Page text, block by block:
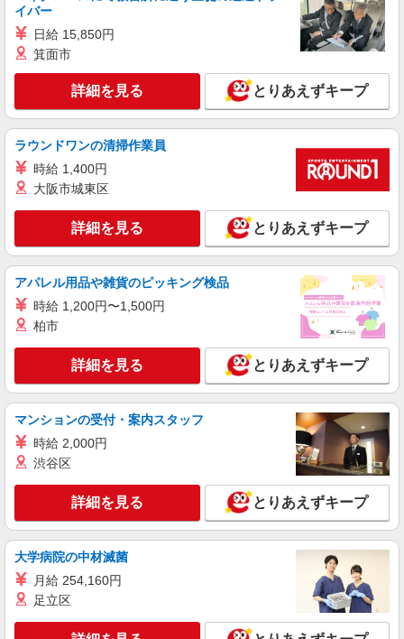
月給274,000円〜549,100円(残業代別) 年収
4,100,000円 〜8,400,000円(賞与・残業代含む)
慮し、経験・能力に応じて決定します。 ※非管理
職としての採用を想定しています。
東京都品川区大崎2-1-1 Think Park Tower 23
階 （変更の範囲）会社の定める事業所（在宅勤務
を行う場所を含む）
キープ 詳細を見る
アルバイト パート
株式会社フルキャスト東京支社/EA0401G-10W
カンタン事務・データ入力スタッフ
時給1600円〜1800円（22:00〜翌5:00の深夜手
当で時給UP） ※給与幅は経験・能力による
東京都品川区
キープ 詳細を見る
株式会社フルキャスト東京支社/EA0401G-10O
カンタン軽作業スタッフ（仕分け・シール貼り
など）
時給1600円〜1800円（22:00〜翌5:00の深夜手
当で時給UP） ※給与幅は経験・能力による
キープ 詳細を見る
正社員
株式会社リジョイスカンパニー（103919）
月給223,000円以上 ※研修期間2ヶ月間は給与
95％支給
イバー
日給 15,850円
箕面市
詳細を見る とりあえずキープ
ラウンドワンの清掃作業員
時給 1,400円
大阪市城東区
詳細を見る とりあえずキープ
アパレル用品や雑貨のピッキング検品
時給 1,200円〜1,500円
柏市
詳細を見る とりあえずキープ
マンションの受付・案内スタッフ
時給 2,000円
渋谷区
詳細を見る とりあえずキープ
大学病院の中材滅菌
月給 254,160円
足立区